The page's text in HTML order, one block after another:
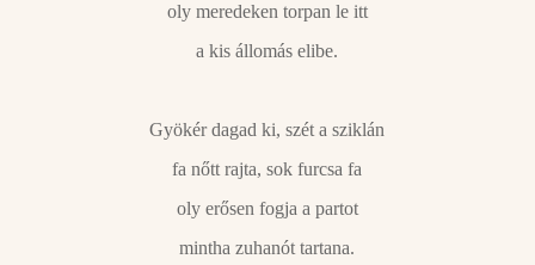
oly meredeken torpan le itt
a kis állomás elibe.
Gyökér dagad ki, szét a sziklán
fa nőtt rajta, sok furcsa fa
oly erősen fogja a partot
mintha zuhanót tartana.